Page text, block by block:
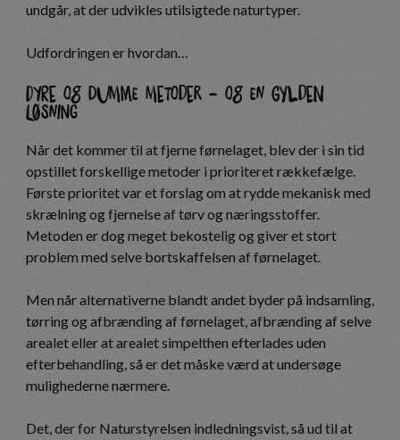
undgår, at der udvikles utilsigtede naturtyper.
Udfordringen er hvordan…
Dyre og dumme metoder – og en gylden
løsning
Når det kommer til at fjerne førnelaget, blev der i sin tid
opstillet forskellige metoder i prioriteret rækkefælge.
Første prioritet var et forslag om at rydde mekanisk med
skrælning og fjernelse af tørv og næringsstoffer.
Metoden er dog meget bekostelig og giver et stort
problem med selve bortskaffelsen af førnelaget.
Men når alternativerne blandt andet byder på indsamling,
tørring og afbrænding af førnelaget, afbrænding af selve
arealet eller at arealet simpelthen efterlades uden
efterbehandling, så er det måske værd at undersøge
mulighederne nærmere.
Det, der for Naturstyrelsen indledningsvist, så ud til at